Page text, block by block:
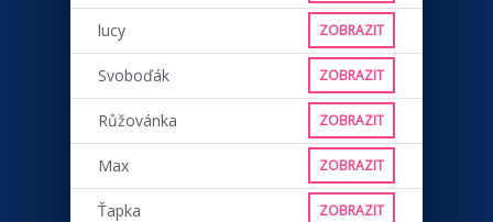
lucy ZOBRAZIT
Svoboďák ZOBRAZIT
Růžovánka ZOBRAZIT
Max ZOBRAZIT
Ťapka ZOBRAZIT